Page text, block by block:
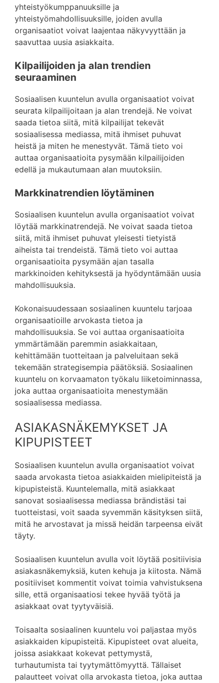
yhteistyökumppanuuksille ja
yhteistyömahdollisuuksille, joiden avulla
organisaatiot voivat laajentaa näkyvyyttään ja
saavuttaa uusia asiakkaita.
Kilpailijoiden ja alan trendien
seuraaminen
Sosiaalisen kuuntelun avulla organisaatiot voivat
seurata kilpailijoitaan ja alan trendejä. Ne voivat
saada tietoa siitä, mitä kilpailijat tekevät
sosiaalisessa mediassa, mitä ihmiset puhuvat
heistä ja miten he menestyvät. Tämä tieto voi
auttaa organisaatioita pysymään kilpailijoiden
edellä ja mukautumaan alan muutoksiin.
Markkinatrendien löytäminen
Sosiaalisen kuuntelun avulla organisaatiot voivat
löytää markkinatrendejä. Ne voivat saada tietoa
siitä, mitä ihmiset puhuvat yleisesti tietyistä
aiheista tai trendeistä. Tämä tieto voi auttaa
organisaatioita pysymään ajan tasalla
markkinoiden kehityksestä ja hyödyntämään uusia
mahdollisuuksia.
Kokonaisuudessaan sosiaalinen kuuntelu tarjoaa
organisaatioille arvokasta tietoa ja
mahdollisuuksia. Se voi auttaa organisaatioita
ymmärtämään paremmin asiakkaitaan,
kehittämään tuotteitaan ja palveluitaan sekä
tekemään strategisempia päätöksiä. Sosiaalinen
kuuntelu on korvaamaton työkalu liiketoiminnassa,
joka auttaa organisaatioita menestymään
sosiaalisessa mediassa.
ASIAKASNÄKEMYKSET JA
KIPUPISTEET
Sosiaalisen kuuntelun avulla organisaatiot voivat
saada arvokasta tietoa asiakkaiden mielipiteistä ja
kipupisteistä. Kuuntelemalla, mitä asiakkaat
sanovat sosiaalisessa mediassa brändistäsi tai
tuotteistasi, voit saada syvemmän käsityksen siitä,
mitä he arvostavat ja missä heidän tarpeensa eivät
täyty.
Sosiaalisen kuuntelun avulla voit löytää positiivisia
asiakasnäkemyksiä, kuten kehuja ja kiitosta. Nämä
positiiviset kommentit voivat toimia vahvistuksena
sille, että organisaatiosi tekee hyvää työtä ja
asiakkaat ovat tyytyväisiä.
Toisaalta sosiaalinen kuuntelu voi paljastaa myös
asiakkaiden kipupisteitä. Kipupisteet ovat alueita,
joissa asiakkaat kokevat pettymystä,
turhautumista tai tyytymättömyyttä. Tällaiset
palautteet voivat olla arvokasta tietoa, joka auttaa